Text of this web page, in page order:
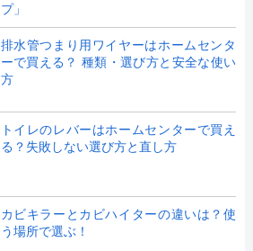
プ」
排水管つまり用ワイヤーはホームセンタ
ーで買える？ 種類・選び方と安全な使い
方
トイレのレバーはホームセンターで買え
る？失敗しない選び方と直し方
カビキラーとカビハイターの違いは？使
う場所で選ぶ！